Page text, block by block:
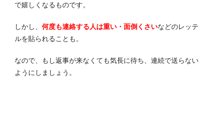
で嬉しくなるものです。
しかし、 何度も連絡する人は重い・面倒くさいなどのレッテ
ルを貼られることも。
なので、もし返事が来なくても気長に待ち、連続で送らない
ようにしましょう。